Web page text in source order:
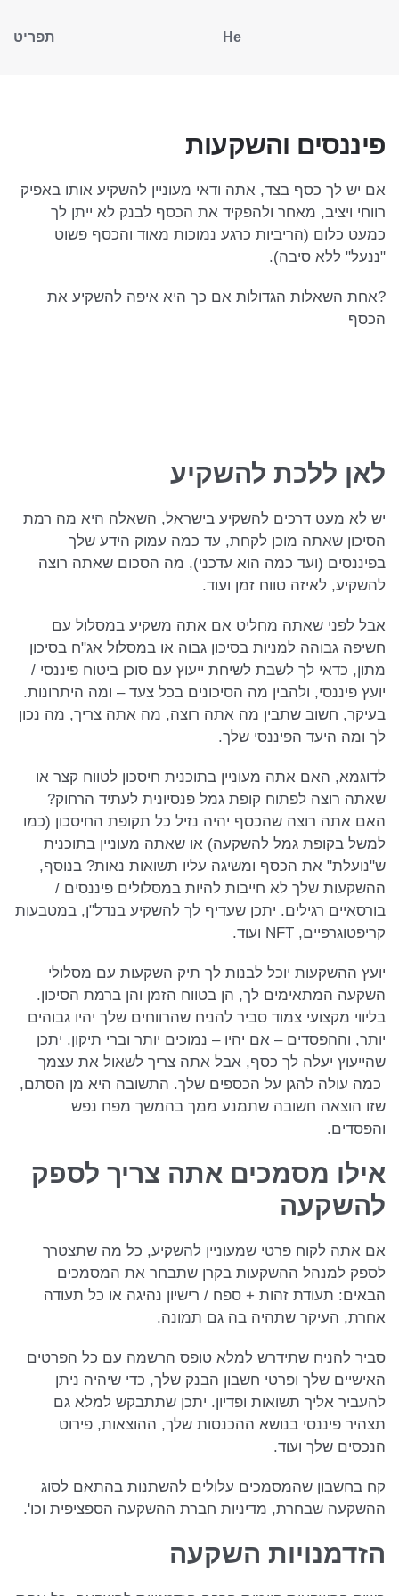
He תפריט
פיננסים והשקעות
אם יש לך כסף בצד, אתה ודאי מעוניין להשקיע אותו באפיק
רווחי ויציב, מאחר ולהפקיד את הכסף לבנק לא ייתן לך
כמעט כלום (הריביות כרגע נמוכות מאוד והכסף פשוט
"ננעל" ללא סיבה).
?אחת השאלות הגדולות אם כך היא איפה להשקיע את
הכסף
לאן ללכת להשקיע
יש לא מעט דרכים להשקיע בישראל, השאלה היא מה רמת
הסיכון שאתה מוכן לקחת, עד כמה עמוק הידע שלך
בפיננסים (ועד כמה הוא עדכני), מה הסכום שאתה רוצה
להשקיע, לאיזה טווח זמן ועוד.
אבל לפני שאתה מחליט אם אתה משקיע במסלול עם
חשיפה גבוהה למניות בסיכון גבוה או במסלול אג"ח בסיכון
מתון, כדאי לך לשבת לשיחת ייעוץ עם סוכן ביטוח פיננסי /
יועץ פיננסי, ולהבין מה הסיכונים בכל צעד – ומה היתרונות.
בעיקר, חשוב שתבין מה אתה רוצה, מה אתה צריך, מה נכון
לך ומה היעד הפיננסי שלך.
לדוגמא, האם אתה מעוניין בתוכנית חיסכון לטווח קצר או
שאתה רוצה לפתוח קופת גמל פנסיונית לעתיד הרחוק?
האם אתה רוצה שהכסף יהיה נזיל כל תקופת החיסכון (כמו
למשל בקופת גמל להשקעה) או שאתה מעוניין בתוכנית
ש"נועלת" את הכסף ומשיגה עליו תשואות נאות? בנוסף,
ההשקעות שלך לא חייבות להיות במסלולים פיננסים /
בורסאיים רגילים. יתכן שעדיף לך להשקיע בנדל"ן, במטבעות
קריפטוגרפיים, NFT ועוד.
יועץ ההשקעות יוכל לבנות לך תיק השקעות עם מסלולי
השקעה המתאימים לך, הן בטווח הזמן והן ברמת הסיכון.
בליווי מקצועי צמוד סביר להניח שהרווחים שלך יהיו גבוהים
יותר, וההפסדים – אם יהיו – נמוכים יותר וברי תיקון. יתכן
שהייעוץ יעלה לך כסף, אבל אתה צריך לשאול את עצמך
כמה עולה להגן על הכספים שלך. התשובה היא מן הסתם,
שזו הוצאה חשובה שתמנע ממך בהמשך מפח נפש
והפסדים.
אילו מסמכים אתה צריך לספק
להשקעה
אם אתה לקוח פרטי שמעוניין להשקיע, כל מה שתצטרך
לספק למנהל ההשקעות בקרן שתבחר את המסמכים
הבאים: תעודת זהות + ספח / רישיון נהיגה או כל תעודה
אחרת, העיקר שתהיה בה גם תמונה.
סביר להניח שתידרש למלא טופס הרשמה עם כל הפרטים
האישיים שלך ופרטי חשבון הבנק שלך, כדי שיהיה ניתן
להעביר אליך תשואות ופדיון. יתכן שתתבקש למלא גם
תצהיר פיננסי בנושא ההכנסות שלך, ההוצאות, פירוט
הנכסים שלך ועוד.
קח בחשבון שהמסמכים עלולים להשתנות בהתאם לסוג
ההשקעה שבחרת, מדיניות חברת ההשקעה הספציפית וכו'.
הזדמנויות השקעה